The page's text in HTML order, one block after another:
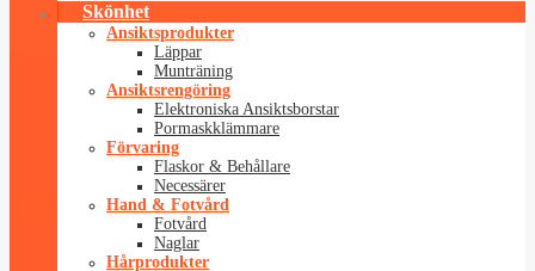
Skönhet
Ansiktsprodukter
Läppar
Munträning
Ansiktsrengöring
Elektroniska Ansiktsborstar
Pormaskklämmare
Förvaring
Flaskor & Behållare
Necessärer
Hand & Fotvård
Fotvård
Naglar
Hårprodukter